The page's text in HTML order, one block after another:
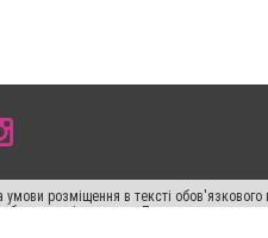
розміщення в тексті
в якості джерела. Порушення